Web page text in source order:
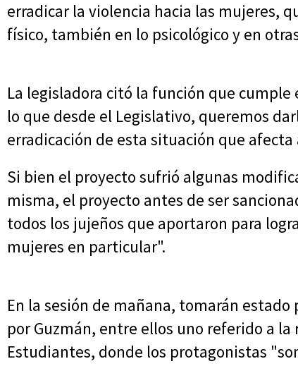
erradicar la violencia hacia las mujeres,
físico, también en lo psicológico y en
La legisladora citó la función que
lo que desde el Legislativo, queremos
erradicación de esta situación que afecta
Si bien el proyecto sufrió algunas
misma, el proyecto antes de ser
todos los jujeños que aportaron para
mujeres en particular".
En la sesión de mañana, tomarán
por Guzmán, entre ellos uno referido a
Estudiantes, donde los protagonistas